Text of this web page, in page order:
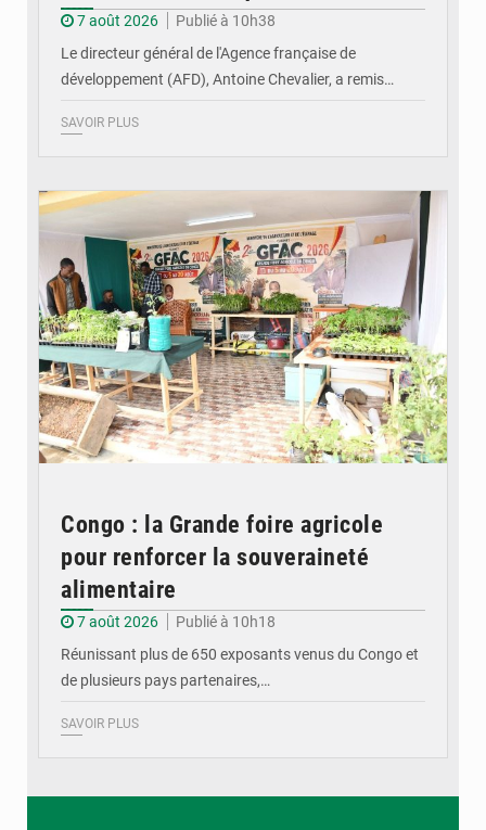
7 août 2026
Publié à 10h38
Le directeur général de l'Agence française de
développement (AFD), Antoine Chevalier, a remis…
SAVOIR PLUS
Congo : la Grande foire agricole
pour renforcer la souveraineté
alimentaire
7 août 2026
Publié à 10h18
Réunissant plus de 650 exposants venus du Congo et
de plusieurs pays partenaires,…
SAVOIR PLUS